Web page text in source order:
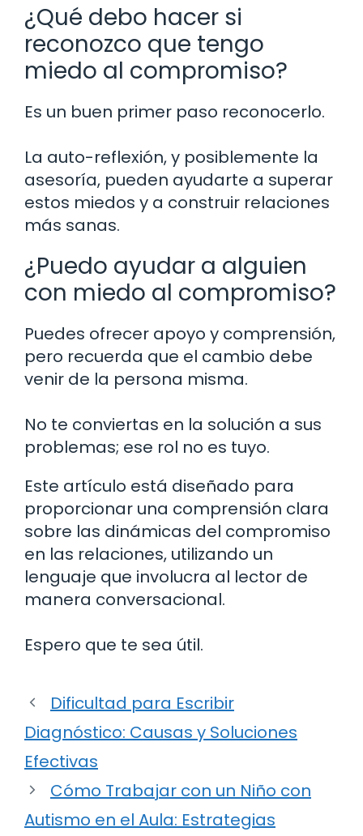
¿Qué debo hacer si
reconozco que tengo
miedo al compromiso?
Es un buen primer paso reconocerlo.
La auto-reflexión, y posiblemente la
asesoría, pueden ayudarte a superar
estos miedos y a construir relaciones
más sanas.
¿Puedo ayudar a alguien
con miedo al compromiso?
Puedes ofrecer apoyo y comprensión,
pero recuerda que el cambio debe
venir de la persona misma.
No te conviertas en la solución a sus
problemas; ese rol no es tuyo.
Este artículo está diseñado para
proporcionar una comprensión clara
sobre las dinámicas del compromiso
en las relaciones, utilizando un
lenguaje que involucra al lector de
manera conversacional.
Espero que te sea útil.
Dificultad para Escribir
Diagnóstico: Causas y Soluciones
Efectivas
Cómo Trabajar con un Niño con
Autismo en el Aula: Estrategias